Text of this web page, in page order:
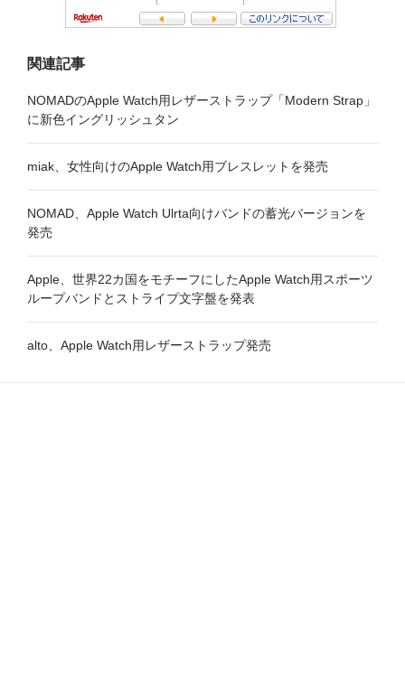
関連記事
NOMADのApple Watch用レザーストラップ「Modern Strap」
に新色イングリッシュタン
miak、女性向けのApple Watch用ブレスレットを発売
NOMAD、Apple Watch Ulrta向けバンドの蓄光バージョンを
発売
Apple、世界22カ国をモチーフにしたApple Watch用スポーツ
ループバンドとストライプ文字盤を発表
alto、Apple Watch用レザーストラップ発売